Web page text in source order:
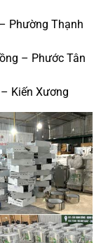
Phường Thạnh
– Phước Tân
Kiến Xương